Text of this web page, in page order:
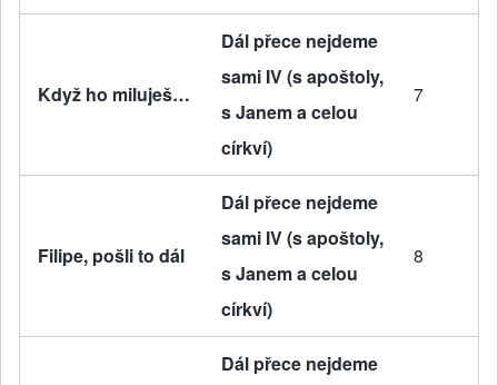
Když ho miluješ…
Dál přece nejdeme
sami IV (s apoštoly,
s Janem a celou
církví)
7
Filipe, pošli to dál
Dál přece nejdeme
sami IV (s apoštoly,
s Janem a celou
církví)
8
Dál přece nejdeme